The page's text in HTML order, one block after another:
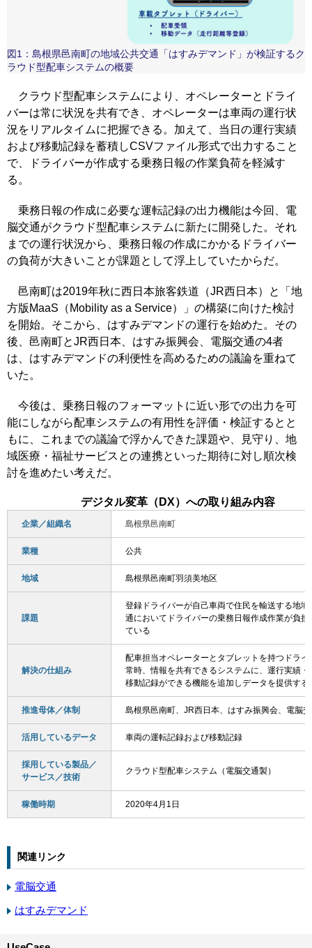
図1：島根県邑南町の地域公共交通「はすみデマンド」が検証するク
ラウド型配車システムの概要
クラウド型配車システムにより、オペレーターとドライ
バーは常に状況を共有でき、オペレーターは車両の運行状
況をリアルタイムに把握できる。加えて、当日の運行実績
および移動記録を蓄積しCSVファイル形式で出力すること
で、ドライバーが作成する乗務日報の作業負荷を軽減す
る。
乗務日報の作成に必要な運転記録の出力機能は今回、電
脳交通がクラウド型配車システムに新たに開発した。それ
までの運行状況から、乗務日報の作成にかかるドライバー
の負荷が大きいことが課題として浮上していたからだ。
邑南町は2019年秋に西日本旅客鉄道（JR西日本）と「地
方版MaaS（Mobility as a Service）」の構築に向けた検討
を開始。そこから、はすみデマンドの運行を始めた。その
後、邑南町とJR西日本、はすみ振興会、電脳交通の4者
は、はすみデマンドの利便性を高めるための議論を重ねて
いた。
今後は、乗務日報のフォーマットに近い形での出力を可
能にしながら配車システムの有用性を評価・検証するとと
もに、これまでの議論で浮かんできた課題や、見守り、地
域医療・福祉サービスとの連携といった期待に対し順次検
討を進めたい考えだ。
デジタル変革（DX）への取り組み内容
企業／組織名 島根県邑南町
業種 公共
地域 島根県邑南町羽須美地区
課題
登録ドライバーが自己車両で住民を輸送する地域
通においてドライバーの乗務日報作成作業が負担
ている
解決の仕組み
配車担当オペレーターとタブレットを持つドライ
常時、情報を共有できるシステムに、運行実績・
移動記録ができる機能を追加しデータを提供する
推進母体／体制 島根県邑南町、JR西日本、はすみ振興会、電脳
活用しているデータ 車両の運転記録および移動記録
採用している製品／
サービス／技術
クラウド型配車システム（電脳交通製）
稼働時期 2020年4月1日
関連リンク
電脳交通
はすみデマンド